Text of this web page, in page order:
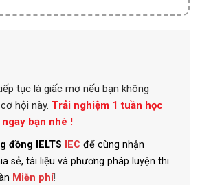
tục là giấc mơ nếu bạn không
hội này. Trải nghiệm 1 tuần học
bạn nhé !
đồng IELTS IEC để cùng nhận
sẻ, tài liệu và phương pháp luyện thi
Miễn phí!